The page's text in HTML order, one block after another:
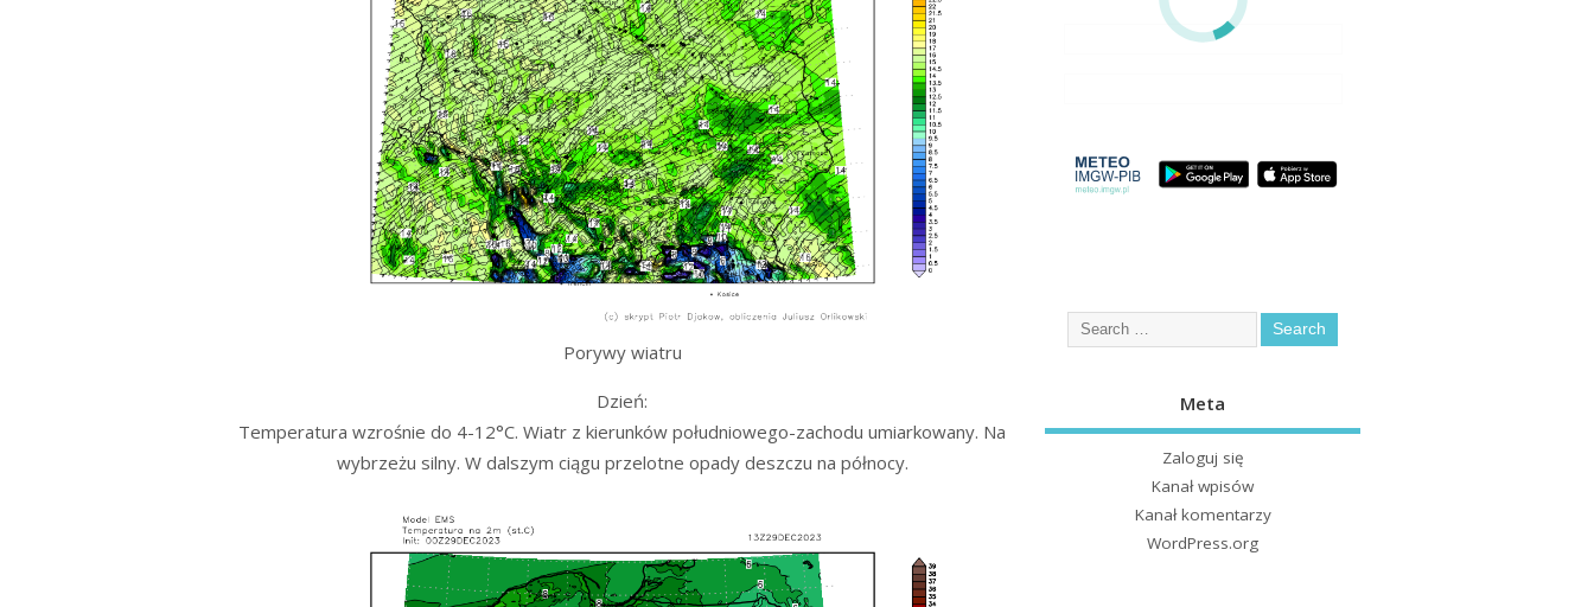
Porywy wiatru
Dzień:
Temperatura wzrośnie do 4-12°C. Wiatr z kierunków południowego-zachodu umiarkowany. Na
wybrzeżu silny. W dalszym ciągu przelotne opady deszczu na północy.
Meta
Zaloguj się
Kanał wpisów
Kanał komentarzy
WordPress.org